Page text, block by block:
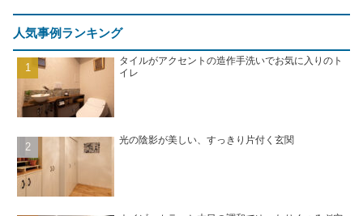
人気事例ランキング
タイルがアクセントの造作手洗いでお気に入りのト
イレ
光の陰影が美しい、すっきり片付く玄関